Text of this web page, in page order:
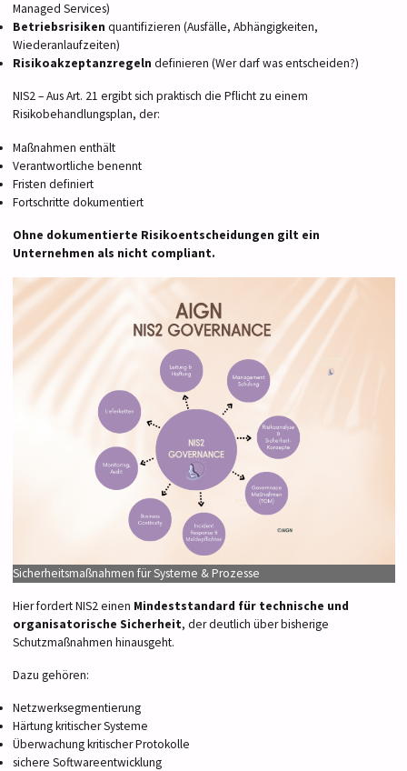
Managed Services)
Betriebsrisiken quantifizieren (Ausfälle, Abhängigkeiten,
Wiederanlaufzeiten)
Risikoakzeptanzregeln definieren (Wer darf was entscheiden?)
NIS2 – Aus Art. 21 ergibt sich praktisch die Pflicht zu einem
Risikobehandlungsplan, der:
Maßnahmen enthält
Verantwortliche benennt
Fristen definiert
Fortschritte dokumentiert
Ohne dokumentierte Risikoentscheidungen gilt ein
Unternehmen als nicht compliant.
Sicherheitsmaßnahmen für Systeme & Prozesse
Hier fordert NIS2 einen Mindeststandard für technische und
organisatorische Sicherheit, der deutlich über bisherige
Schutzmaßnahmen hinausgeht.
Dazu gehören:
Netzwerksegmentierung
Härtung kritischer Systeme
Überwachung kritischer Protokolle
sichere Softwareentwicklung